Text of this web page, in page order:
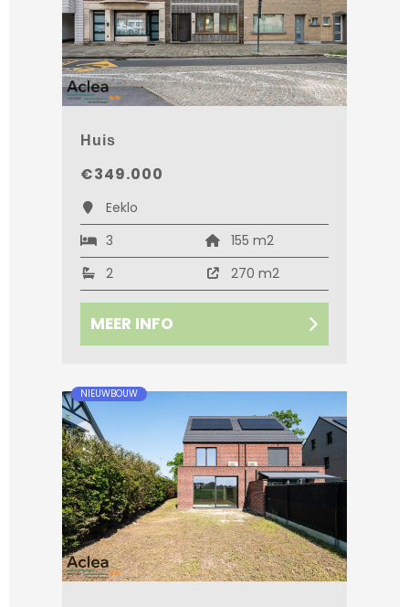
Huis
€349.000
Eeklo
3
155 m2
2
270 m2
MEER INFO
NIEUWBOUW